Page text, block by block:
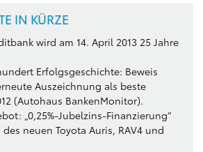
IN KÜRZE
wird am 14. April 2013 25 Jahre
Erfolgsgeschichte: Beweis
Auszeichnung als beste
(Autohaus BankenMonitor).
„0,25%-Jubelzins-Finanzierung“
neuen Toyota Auris, RAV4 und